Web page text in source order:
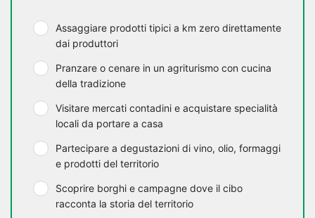
Assaggiare prodotti tipici a km zero direttamente
dai produttori
Pranzare o cenare in un agriturismo con cucina
della tradizione
Visitare mercati contadini e acquistare specialità
locali da portare a casa
Partecipare a degustazioni di vino, olio, formaggi
e prodotti del territorio
Scoprire borghi e campagne dove il cibo
racconta la storia del territorio